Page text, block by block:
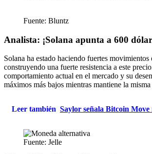
Fuente: Bluntz
Analista: ¡Solana apunta a 600
Solana ha estado haciendo fuertes
construyendo una fuerte resistencia a este
comportamiento actual en el mercado y su
máximos más bajos mientras mantiene la
Leer también Saylor señala Bitcoin
Fuente: Jelle